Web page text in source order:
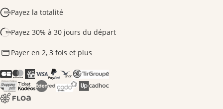
Payez la totalité
Payez 30% à 30 jours du départ
Payer en 2, 3 fois et plus​